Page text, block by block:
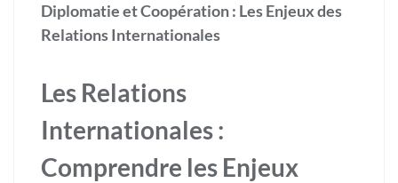
Diplomatie et Coopération : Les Enjeux des
Relations Internationales
Les Relations
Internationales :
Comprendre les Enjeux